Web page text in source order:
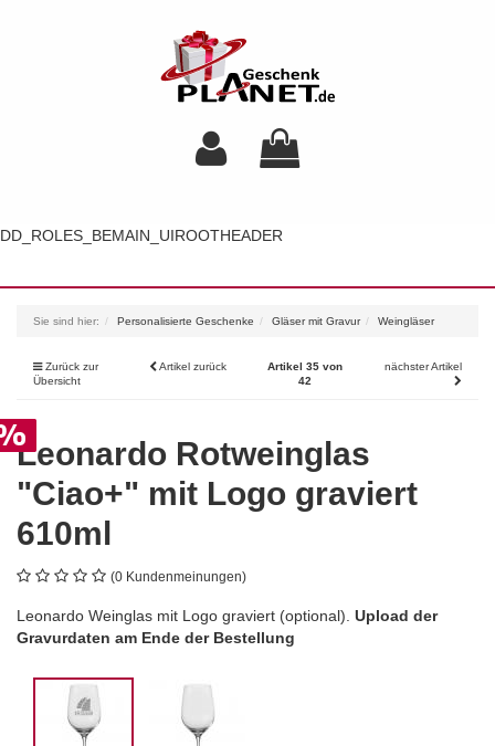
DD_ROLES_BEMAIN_UIROOTHEADER
Sie sind hier: Personalisierte Geschenke Gläser mit Gravur Weingläser
Zurück zur
Übersicht
Artikel zurück
Artikel 35 von
42
nächster Artikel
Leonardo Rotweinglas
"Ciao+" mit Logo graviert
610ml
(0 Kundenmeinungen)
Leonardo Weinglas mit Logo graviert (optional). Upload der
Gravurdaten am Ende der Bestellung